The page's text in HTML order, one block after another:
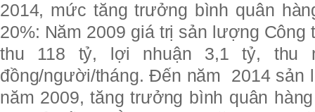
2014, mức tăng trưởng bình quân
20%: Năm 2009 giá trị sản lượng
thu 118 tỷ, lợi nhuận 3,1 tỷ, thu
đồng/người/tháng. Đến năm 2014 sản
năm 2009, tăng trưởng bình quân